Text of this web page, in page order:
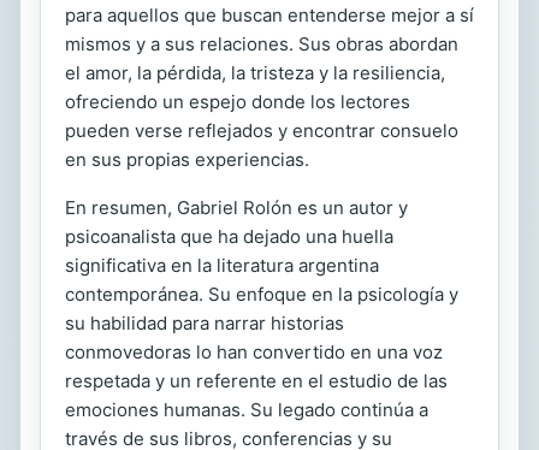
para aquellos que buscan entenderse mejor a sí
mismos y a sus relaciones. Sus obras abordan
el amor, la pérdida, la tristeza y la resiliencia,
ofreciendo un espejo donde los lectores
pueden verse reflejados y encontrar consuelo
en sus propias experiencias.
En resumen, Gabriel Rolón es un autor y
psicoanalista que ha dejado una huella
significativa en la literatura argentina
contemporánea. Su enfoque en la psicología y
su habilidad para narrar historias
conmovedoras lo han convertido en una voz
respetada y un referente en el estudio de las
emociones humanas. Su legado continúa a
través de sus libros, conferencias y su